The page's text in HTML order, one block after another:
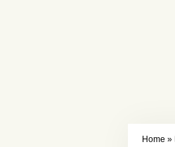
Home »